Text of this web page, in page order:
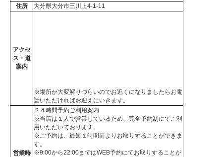
住所
大分県大分市三川上4-1-11
アクセ
ス・道
案内
※場所が大変解りづらいのでお近くになりましたらお電
話いただければお迎えにいきます。
営業時
２４時間予約ご利用案内
※当店は１人で営業しているため、完全予約制にてご利
用いただいております。
※ご予約は、最短１時間前よりお取りすることができま
す。
※9:00から22:00まではWEB予約にてお取りすることが